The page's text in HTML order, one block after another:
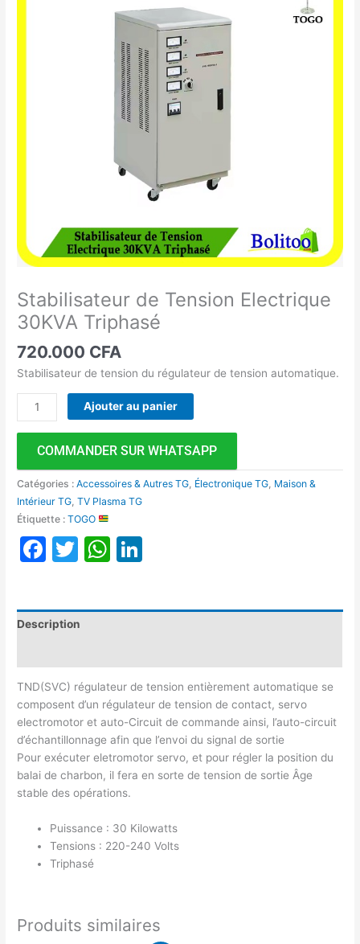
Stabilisateur de Tension Electrique
30KVA Triphasé
720.000 CFA
Stabilisateur de tension du régulateur de tension automatique.
Ajouter au panier
COMMANDER SUR WHATSAPP
Catégories :Accessoires & Autres TG Électronique TG Maison &
Intérieur TG ,TV Plasma TG
Étiquette :TOGO
Facebook
TwitterWhatsApp
Description
TND(SVC) régulateur de tension entièrement automatique se
composent d’un régulateur de tension de contact, servo
electromotor et auto-Circuit de commande ainsi, l’auto-circuit
d’échantillonnage afin que l’envoi du signal de sortie
Pour exécuter eletromotor servo, et pour régler la position du
balai de charbon, il fera en sorte de tension de sortie Âge
stable des opérations.
Puissance : 30 Kilowatts
Tensions : 220-240 Volts
Triphasé
Produits similaires